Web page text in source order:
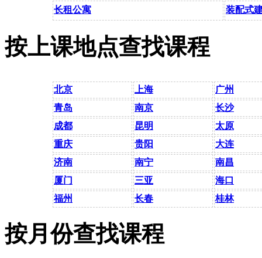
长租公寓 装配式
按上课地点查找课程
北京 上海
广州
青岛
南京
长沙
成都
昆明
太原
重庆
贵阳
大连
济南
南宁
南昌
厦门
三亚
海口
福州
长春 桂林
按月份查找课程